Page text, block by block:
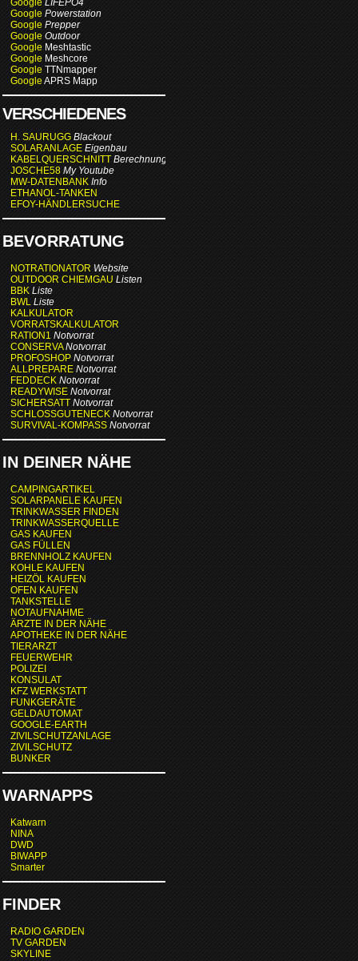
Google LIFEPO4
Google Powerstation
Google Prepper
Google Outdoor
Google Meshtastic
Google Meshcore
Google TTNmapper
Google APRS Mapp
VERSCHIEDENES
H. SAURUGG Blackout
SOLARANLAGE Eigenbau
KABELQUERSCHNITT Berechnung
JOSCHE58 My Youtube
MW-DATENBANK Info
ETHANOL-TANKEN
EFOY-HÄNDLERSUCHE
BEVORRATUNG
NOTRATIONATOR Website
OUTDOOR CHIEMGAU Listen
BBK Liste
BWL Liste
KALKULATOR
VORRATSKALKULATOR
RATION1 Notvorrat
CONSERVA Notvorrat
PROFOSHOP Notvorrat
ALLPREPARE Notvorrat
FEDDECK Notvorrat
READYWISE Notvorrat
SICHERSATT Notvorrat
SCHLOSSGUTENECK Notvorrat
SURVIVAL-KOMPASS Notvorrat
IN DEINER NÄHE
CAMPINGARTIKEL
SOLARPANELE KAUFEN
TRINKWASSER FINDEN
TRINKWASSERQUELLE
GAS KAUFEN
GAS FÜLLEN
BRENNHOLZ KAUFEN
KOHLE KAUFEN
HEIZÖL KAUFEN
OFEN KAUFEN
TANKSTELLE
NOTAUFNAHME
ÄRZTE IN DER NÄHE
APOTHEKE IN DER NÄHE
TIERARZT
FEUERWEHR
POLIZEI
KONSULAT
KFZ WERKSTATT
FUNKGERÄTE
GELDAUTOMAT
GOOGLE-EARTH
ZIVILSCHUTZANLAGE
ZIVILSCHUTZ
BUNKER
WARNAPPS
Katwarn
NINA
DWD
BIWAPP
Smarter
FINDER
RADIO GARDEN
TV GARDEN
SKYLINE